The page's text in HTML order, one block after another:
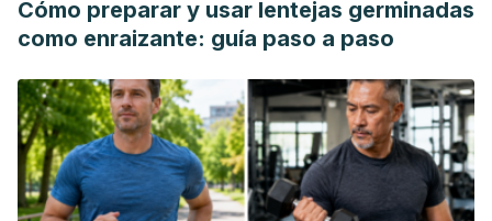
Cómo preparar y usar lentejas germinadas
como enraizante: guía paso a paso